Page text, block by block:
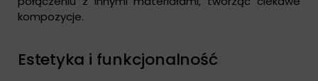
kompozycje.
Estetyka i funkcjonalność